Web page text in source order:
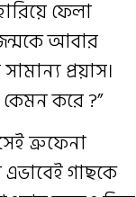
ফেলা
আবার
প্রয়াস।
করে ?”
ত্রুফেনা
গাছকে